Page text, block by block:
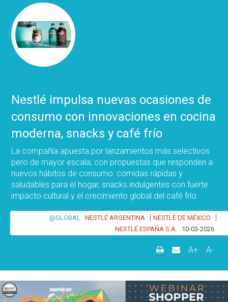
Nestlé impulsa nuevas ocasiones de
consumo con innovaciones en cocina
moderna, snacks y café frío
La compañía apuesta por lanzamientos más selectivos
pero de mayor escala, con propuestas que responden a
nuevos hábitos de consumo: comidas rápidas y
saludables para el hogar, snacks indulgentes con fuerte
impacto cultural y el crecimiento global del café frío.
@GLOBAL NESTLÉ ARGENTINA | NESTLÉ DE MÉXICO |
NESTLÉ ESPAÑA S.A. 10-03-2026
A+ A-